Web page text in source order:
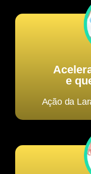
e
Ação da